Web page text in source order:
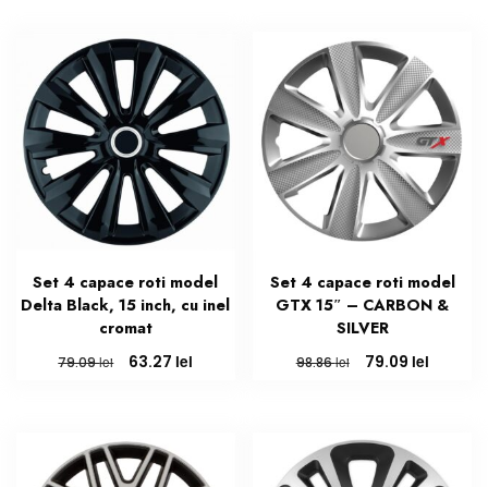
Set 4 capace roti model
Delta Black, 15 inch, cu inel
cromat
79.09lei
Prețul
79.09 lei.
63.27 lei
Set 4 capace roti model
GTX 15″ – CARBON &
SILVER
98.86lei
Prețul
98.86 lei.
79.09 leiPrețul